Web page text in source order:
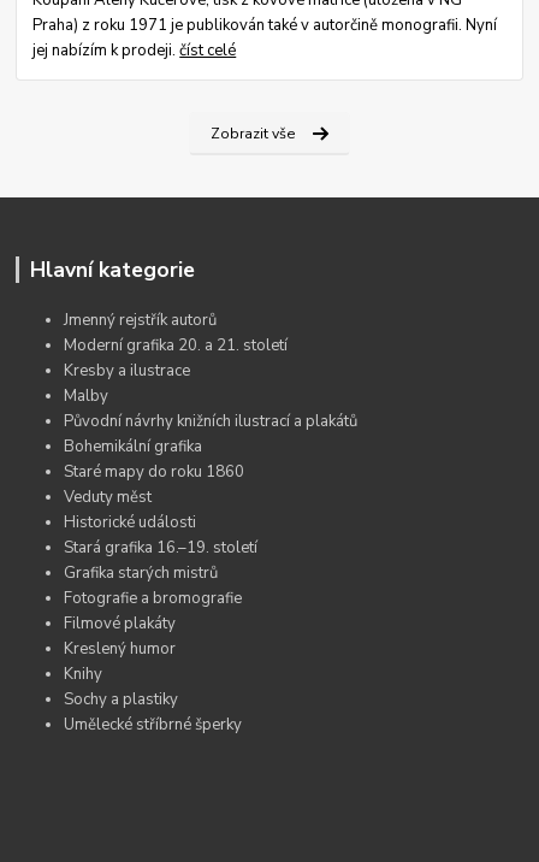
Praha) z roku 1971 je publikován také v autorčině monografii. Nyní
jej nabízím k prodeji.číst celé
Zobrazit vše
Hlavní kategorie
Jmenný rejstřík autorů
Moderní grafika 20. a 21. století
Kresby a ilustrace
Malby
Původní návrhy knižních ilustrací a plakátů
Bohemikální grafika
Staré mapy do roku 1860
Veduty měst
Historické události
Stará grafika 16.–19. století
Grafika starých mistrů
Fotografie a bromografie
Filmové plakáty
Kreslený humor
Knihy
Sochy a plastiky
Umělecké stříbrné šperky